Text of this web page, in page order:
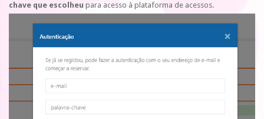
chave que escolheu para acesso à plataforma de acessos.